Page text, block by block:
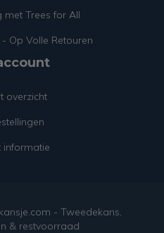
met Trees for All
Op Volle Retouren
overzicht
informatie
- Tweedekans,
& restvoorraad